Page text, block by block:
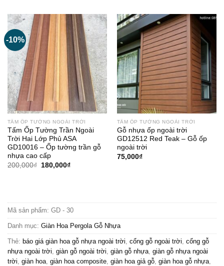
115,000₫.
-10%
TẤM ỐP TƯỜNG NGOÀI TRỜI
Tấm Ốp Tường Trần Ngoài
Trời Hai Lớp Phủ ASA
GD10016 – Ốp tường trần gỗ
nhựa cao cấp
200,000₫
Giá
180,000₫Giá
TẤM ỐP TƯỜNG NGOÀI TRỜI
Gỗ nhựa ốp ngoài trời
GD12512 Red Teak – Gỗ ốp
ngoài trời
75,000₫
Mã sản phẩm: GD - 30
Danh mục: Giàn Hoa Pergola Gỗ Nhựa
Thẻ: báo giá giàn hoa gỗ nhựa ngoài trời, cổng gỗ ngoài trời, cổng gỗ
nhựa ngoài trời, giàn gỗ ngoài trời, giàn gỗ nhựa, giàn gỗ nhựa ngoài
trời, giàn hoa, giàn hoa composite, giàn hoa giả gỗ, giàn hoa gỗ nhựa,